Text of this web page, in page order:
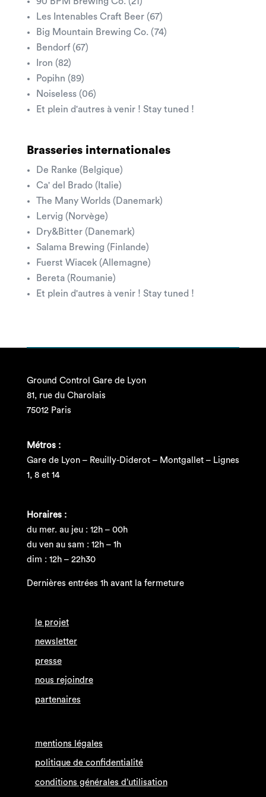
Les Intenables Craft Beer (67)
Big Mountain Brewing Co. (74)
Bendorf (67)
Iron (82)
Popihn (89)
Noiseless (06)
Et plein d'autres à venir ! Stay tuned !
Brasseries internationales
De Ranke (Belgique)
Ca' del Brado (Italie)
The Many Worlds (Danemark)
Lervig (Norvège)
Dry&Bitter (Danemark)
Salama Brewing (Finlande)
Fuerst Wiacek (Allemagne)
Bereta (Roumanie)
Et plein d'autres à venir ! Stay tuned !
Ground Control Gare de Lyon
81, rue du Charolais
75012 Paris
Métros :
Gare de Lyon – Reuilly-Diderot – Montgallet – Lignes
1, 8 et 14
Horaires :
du mer. au jeu : 12h – 00h
du ven au sam : 12h – 1h
dim : 12h – 22h30
Dernières entrées 1h avant la fermeture
le projet
newsletter
presse
nous rejoindre
partenaires
mentions légales
politique de confidentialité
conditions générales d’utilisation